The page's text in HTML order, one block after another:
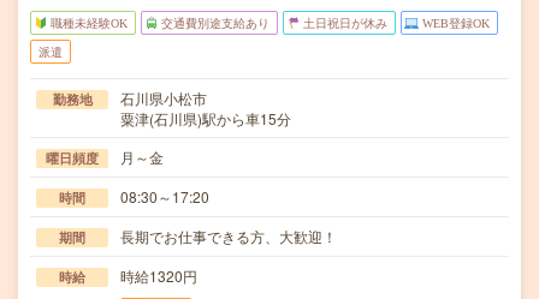
職種未経験OK 交通費別途支給あり 土日祝日が休み WEB登録OK
派遣
勤務地
石川県小松市
粟津(石川県)駅から車15分
曜日頻度 月～金
時間 08:30～17:20
期間 長期でお仕事できる方、大歓迎！
時給 時給1320円